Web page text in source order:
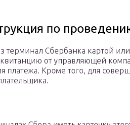
по
терминал Сбербанка картой
квитанцию от управляющей
платежа. Кроме того, для